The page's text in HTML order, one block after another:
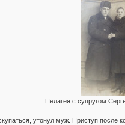
Пелагея с супругом
утонул муж. Приступ после